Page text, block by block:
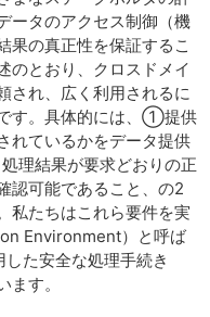
ータのアクセス制御（機
果の真正性を保証するこ
のとおり、クロスドメイ
され、広く利用されるに
す。具体的には、①提供
れているかをデータ提供
理結果が要求どおりの正
認可能であること、の2
私たちはこれら要件を実
Environ­ment）と呼ば
た安全な処理手続き
ます。